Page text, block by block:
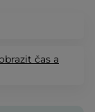
čas a